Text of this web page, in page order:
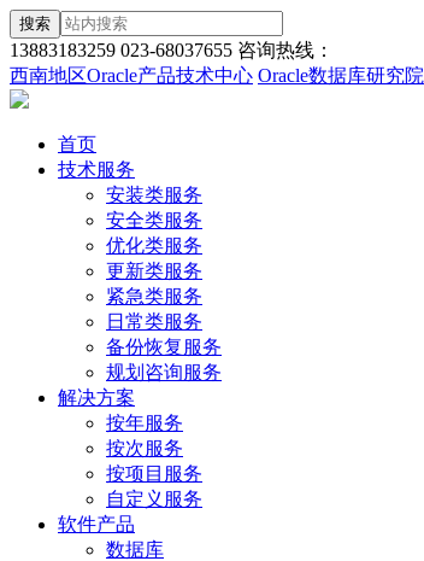
搜索
13883183259 023-68037655 咨询热线：
西南地区Oracle产品技术中心 Oracle数据库研究院
首页
技术服务
安装类服务
安全类服务
优化类服务
更新类服务
紧急类服务
日常类服务
备份恢复服务
规划咨询服务
解决方案
按年服务
按次服务
按项目服务
自定义服务
软件产品
数据库